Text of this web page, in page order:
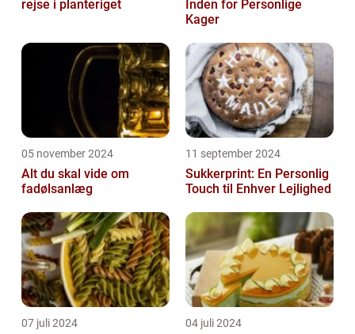
rejse i planteriget
Inden for Personlige
Kager
05 november 2024
Alt du skal vide om
fadølsanlæg
11 september 2024
Sukkerprint: En Personlig
Touch til Enhver Lejlighed
07 juli 2024 04 juli 2024